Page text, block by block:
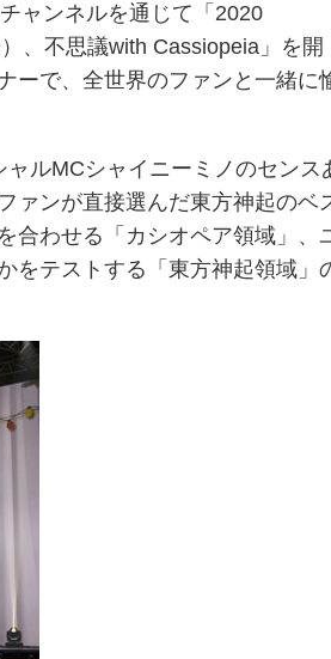
ャンネルを通じて「2020
、不思議with Cassiopeia」を開
ーで、全世界のファンと一緒に
ルMCシャイニーミノのセンス
ァンが直接選んだ東方神起のベ
合わせる「カシオペア領域」、
をテストする「東方神起領域」